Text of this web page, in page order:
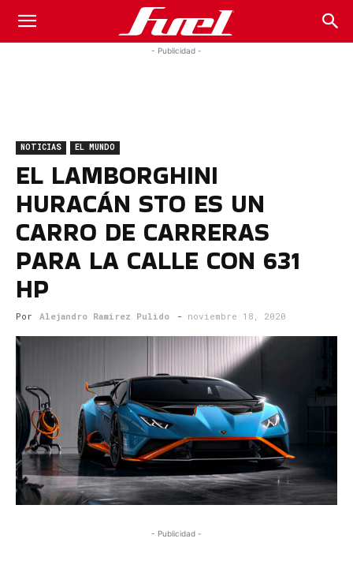
Fuel
Magazine
- Publicidad -
NOTICIAS EL MUNDO
EL LAMBORGHINI
HURACÁN STO ES UN
CARRO DE CARRERAS
PARA LA CALLE CON 631
HP
Por Alejandro Ramirez Pulido - noviembre 18, 2020
- Publicidad -